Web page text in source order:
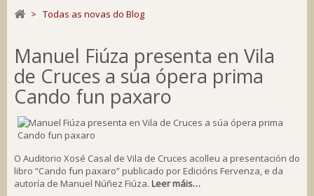
> Todas as novas do Blog
Manuel Fiúza presenta en Vila
de Cruces a súa ópera prima
Cando fun paxaro
O Auditorio Xosé Casal de Vila de Cruces acolleu a presentación do
libro “Cando fun paxaro” publicado por Edicións Fervenza, e da
autoría de Manuel Núñez Fiúza. Leer máis…